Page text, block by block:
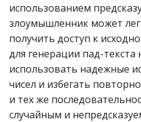
использованием
злоумышленник может
получить доступ к
для генерации пад-
использовать надежные
чисел и избегать
и тех же
случайным и